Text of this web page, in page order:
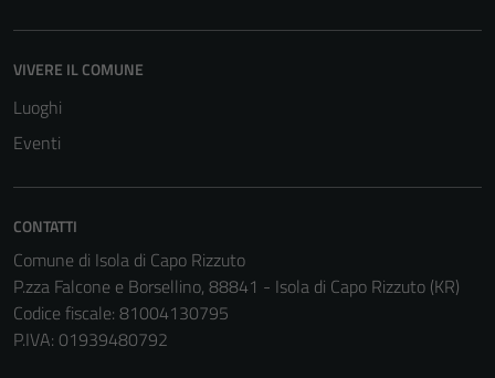
VIVERE IL COMUNE
Luoghi
Eventi
CONTATTI
Comune di Isola di Capo Rizzuto
P.zza Falcone e Borsellino, 88841 - Isola di Capo Rizzuto (KR)
Codice fiscale: 81004130795
P.IVA: 01939480792
del sito e non
Terze parti